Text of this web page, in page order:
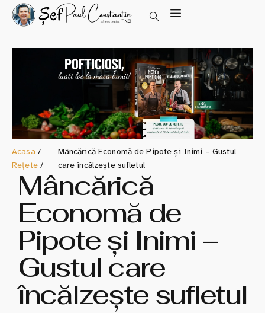
Acasa/
Rețete/
Mâncărică Economă de Pipote și Inimi – Gustul
care încălzește sufletul
Mâncărică
Economă de
Pipote și Inimi –
Gustul care
încălzește sufletul